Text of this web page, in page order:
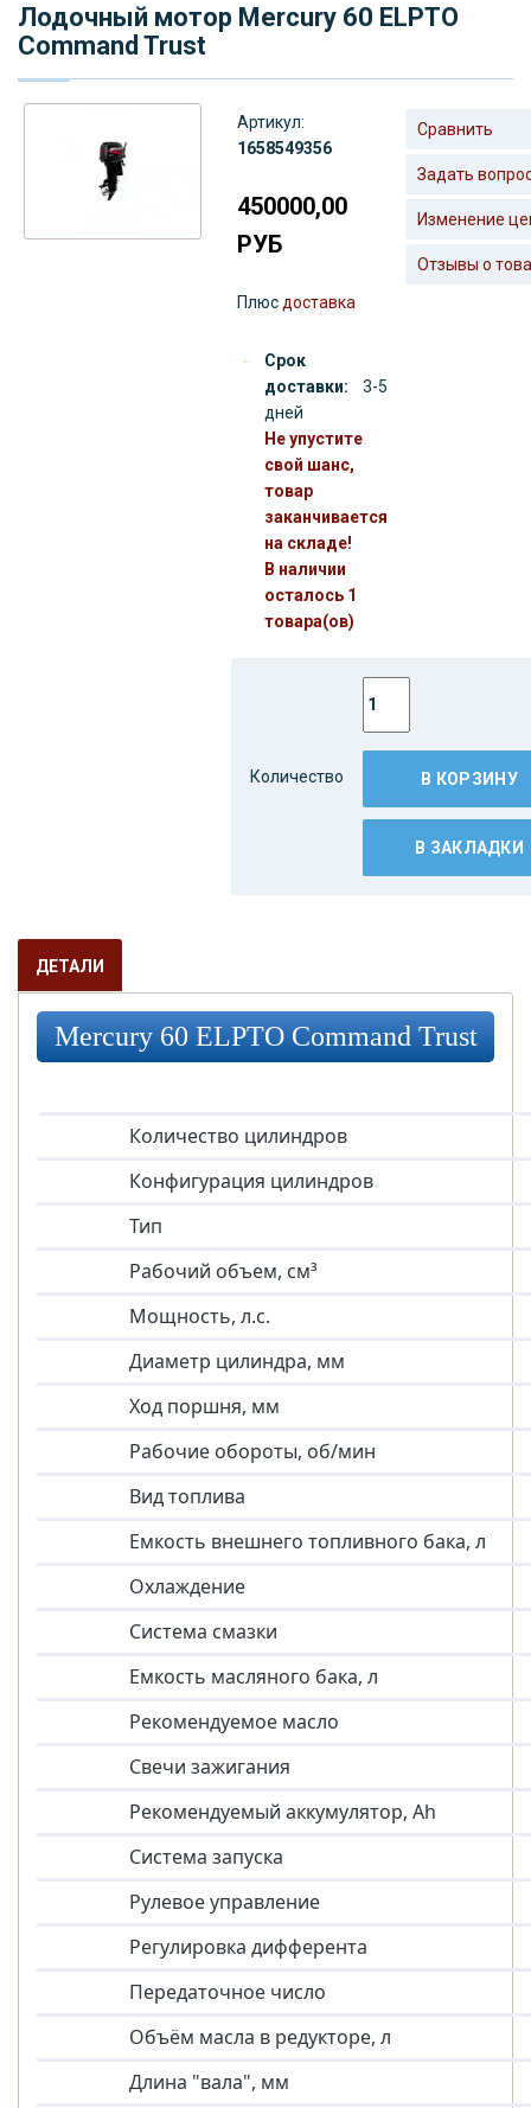
Лодочный мотор Mercury 60 ELPTO
Command Trust
Артикул:
1658549356
450000,00
РУБ
Плюс доставка
Срок
доставки:
3-5
дней
Не упустите
свой шанс,
товар
заканчивается
на складе!
В наличии
осталось 1
товара(ов)
Сравнить
Задать
Изменение
Отзывы о
Количество В КОРЗИНУ
В ЗАКЛАДКИ
ДЕТАЛИ
Mercury 60 ELPTO Command Trust
Количество цилиндров
Конфигурация цилиндров
Тип
Рабочий объем, см³
Мощность, л.с.
Диаметр цилиндра, мм
Ход поршня, мм
Рабочие обороты, об/мин
Вид топлива
Емкость внешнего топливного бака, л
Охлаждение
Система смазки
Емкость масляного бака, л
Рекомендуемое масло
Свечи зажигания
Рекомендуемый аккумулятор, Ah
Система запуска
Рулевое управление
Регулировка дифферента
Передаточное число
Объём масла в редукторе, л
Длина "вала", мм